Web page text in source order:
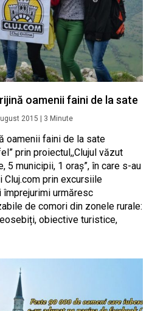
oamenii faini de la sate
2015 3 Minute
oamenii faini de la sate
prin proiectul,,Clujul văzut
5 municipii, 1 oraș”, în care s-au
Cluj.com prin excursiile
împrejurimi urmăresc
de comori din zonele rurale:
obiective turistice,